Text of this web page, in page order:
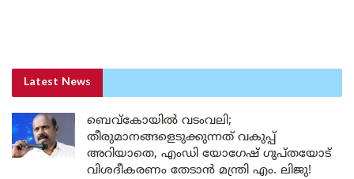
Latest News
ബെവ്കോയിൽ വടംവലി;
തീരുമാനങ്ങളെടുക്കുന്നത് വകുപ്പ്
അറിയാതെ, എംഡി യോഗേഷ് ഗുപ്തയോട്
വിശദീകരണം തേടാൻ മന്ത്രി എം. ലിജു!